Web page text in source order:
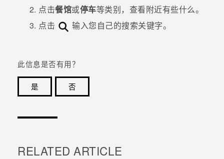
点击餐馆或停车等类别，查看附近有些什么。
点击
输入您自己的搜索关键字。
此信息是否有用？
是
否
RELATED ARTICLE